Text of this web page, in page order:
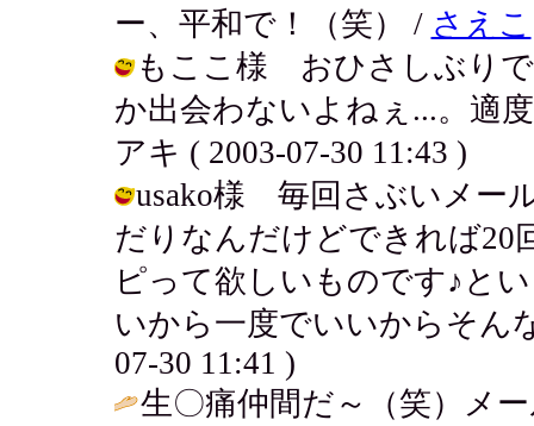
ー、平和で！（笑） / さえこ
もここ様 おひさしぶりで
か出会わないよねぇ...。適
アキ ( 2003-07-30 11:43 )
usako様 毎回さぶいメー
だりなんだけどできれば20
ピって欲しいものです♪と
いから一度でいいからそん
07-30 11:41 )
生〇痛仲間だ～（笑）メ